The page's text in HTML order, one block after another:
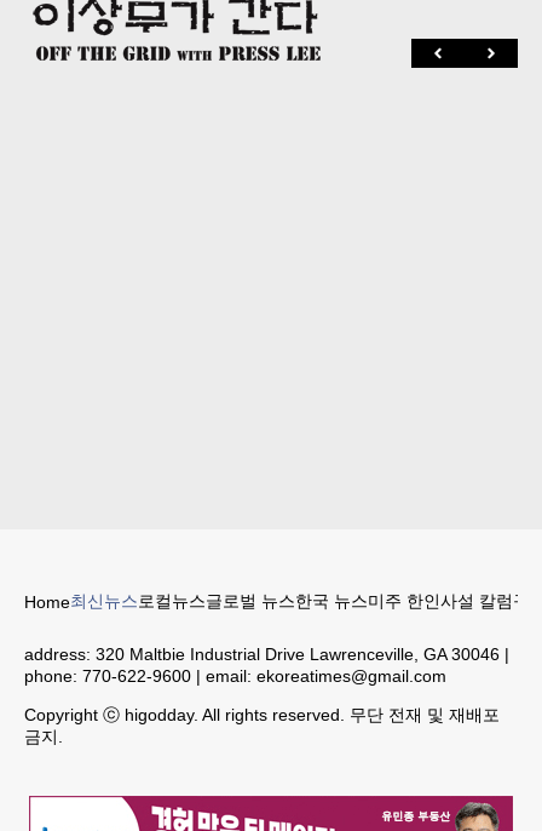
Home최신뉴스로컬뉴스글로벌 뉴스한국 뉴스미주 한인사설 칼럼구
address: 320 Maltbie Industrial Drive Lawrenceville, GA 30046 |
phone: 770-622-9600 | email: ekoreatimes@gmail.com
Copyright ⓒ higodday. All rights reserved. 무단 전재 및 재배포
금지.